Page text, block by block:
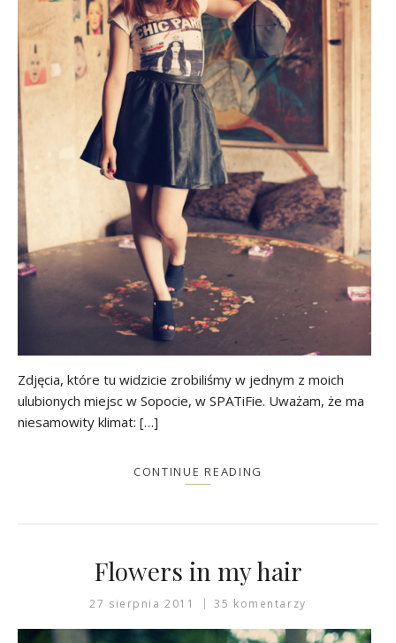
Zdjęcia, które tu widzicie zrobiliśmy w jednym z moich
ulubionych miejsc w Sopocie, w SPATiFie. Uważam, że ma
niesamowity klimat: […]
CONTINUE READING
Flowers in my hair
27 sierpnia 2011 35 komentarzy